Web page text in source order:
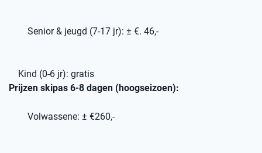
Senior & jeugd (7-17 jr): ± €. 46,-
Kind (0-6 jr): gratis
Prijzen skipas 6-8 dagen (hoogseizoen):
Volwassene: ± €260,-